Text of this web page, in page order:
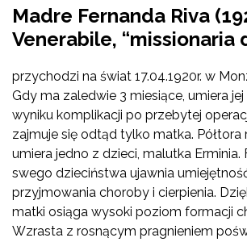
Madre Fernanda Riva
Venerabile, “missionaria
przychodzi na świat 17.04.1920r. w
Gdy ma zaledwie 3 miesiące, umiera
wyniku komplikacji po przebytej
zajmuje się odtąd tylko matka. Półtora
umiera jedno z dzieci, malutka Erminia.
swego dzieciństwa ujawnia
przyjmowania choroby i cierpienia.
matki osiąga wysoki poziom formacji
Wzrasta z rosnącym pragnieniem